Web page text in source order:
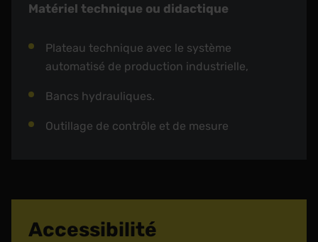
Matériel technique ou didactique
Plateau technique avec le système
automatisé de production industrielle,
Bancs hydrauliques.
Outillage de contrôle et de mesure
Accessibilité